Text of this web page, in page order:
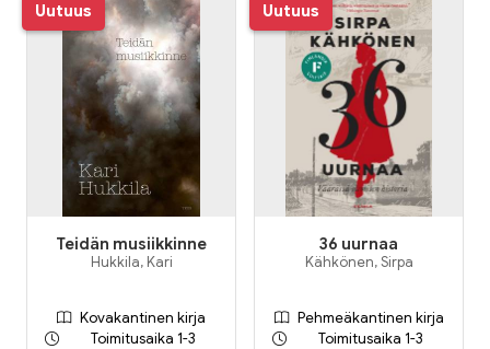
Uutuus
Teidän musiikkinne
Hukkila, Kari
Kovakantinen kirja
Toimitusaika 1-3
Uutuus
36 uurnaa
Kähkönen, Sirpa
Pehmeäkantinen kirja
Toimitusaika 1-3